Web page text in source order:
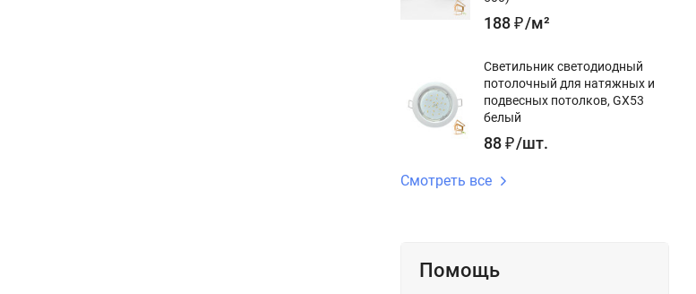
188₽/м²
Светильник светодиодный
потолочный для натяжных и
подвесных потолков, GX53
белый
88₽/шт.
Смотреть все
Помощь